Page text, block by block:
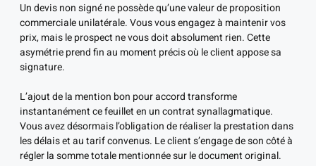
Un devis non signé ne possède qu’une valeur de proposition
commerciale unilatérale. Vous vous engagez à maintenir vos
prix, mais le prospect ne vous doit absolument rien. Cette
asymétrie prend fin au moment précis où le client appose sa
signature.
L’ajout de la mention bon pour accord transforme
instantanément ce feuillet en un contrat synallagmatique.
Vous avez désormais l’obligation de réaliser la prestation dans
les délais et au tarif convenus. Le client s’engage de son côté à
régler la somme totale mentionnée sur le document original.